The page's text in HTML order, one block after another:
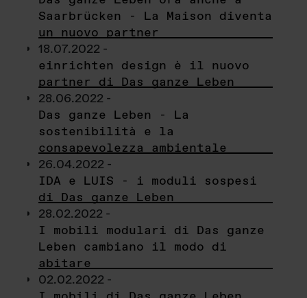
Saarbrücken - La Maison diventa
un nuovo partner
18.07.2022 -
einrichten design è il nuovo
partner di Das ganze Leben
28.06.2022 -
Das ganze Leben - La
sostenibilità e la
consapevolezza ambientale
26.04.2022 -
IDA e LUIS - i moduli sospesi
di Das ganze Leben
28.02.2022 -
I mobili modulari di Das ganze
Leben cambiano il modo di
abitare
02.02.2022 -